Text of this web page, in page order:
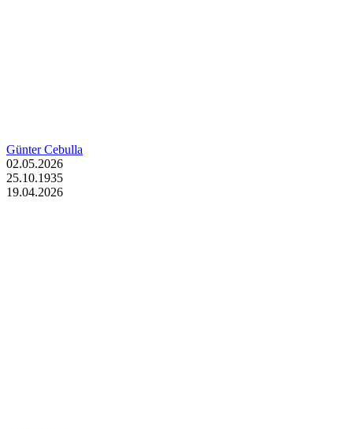
Günter Cebulla
02.05.2026
25.10.1935
19.04.2026